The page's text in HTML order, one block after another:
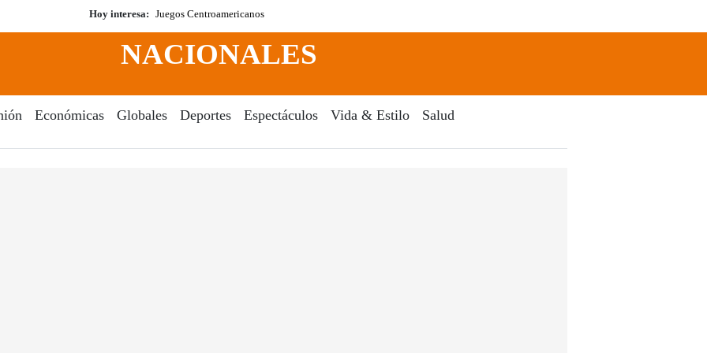
Hoy interesa: Juegos Centroamericanos
Search
NACIONALES
Económicas Globales Deportes Espectáculos Vida & Estilo Salud